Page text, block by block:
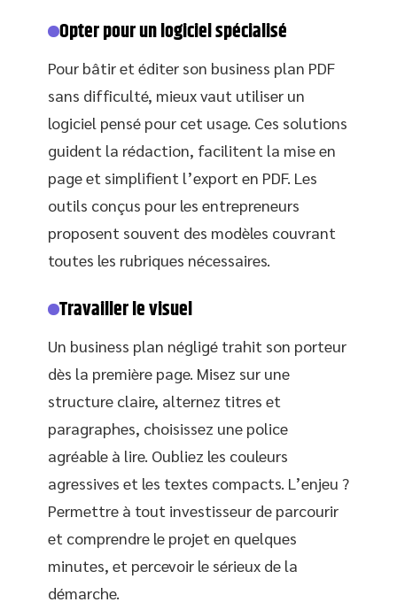
Opter pour un logiciel spécialisé
Pour bâtir et éditer son business plan PDF
sans difficulté, mieux vaut utiliser un
logiciel pensé pour cet usage. Ces solutions
guident la rédaction, facilitent la mise en
page et simplifient l’export en PDF. Les
outils conçus pour les entrepreneurs
proposent souvent des modèles couvrant
toutes les rubriques nécessaires.
Travailler le visuel
Un business plan négligé trahit son porteur
dès la première page. Misez sur une
structure claire, alternez titres et
paragraphes, choisissez une police
agréable à lire. Oubliez les couleurs
agressives et les textes compacts. L’enjeu ?
Permettre à tout investisseur de parcourir
et comprendre le projet en quelques
minutes, et percevoir le sérieux de la
démarche.